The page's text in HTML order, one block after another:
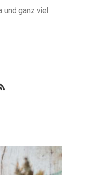
und ganz viel